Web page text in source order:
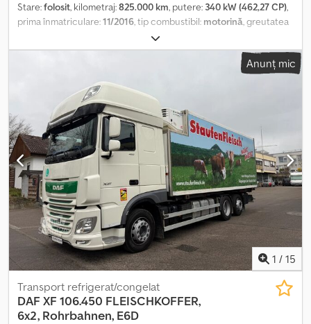
Stare:folosit, kilometraj:825.000 km, putere: 340 kW (462,27 CP),
prima înmatriculare:11/2016, tip combustibil: motorină, greutatea
18.000 kg
frâne:retarder, cabină șofer:cabina de dormit, tip de angrenaj:
, număr de
, număr de locuri:
diferențial, computer de bord, frână cu aer comprimat, pilot
automat de viteză, spoiler, închidere centralizată, încălzitor
staționar, înmatriculare camion, | DAF XF 106.460 Super Space
Cab | Automat, Euro 6, Retarder | Volan multifuncțional, Frigider |
Tempomat, Aer condiționat | Încălzire staționară, Computer de
bord | Trape, Aer condiționat staționar | Geamuri electrice, Oglinzi
electrice | Spoilere laterale | Ne rezervăm dreptul la erori, greșeli
de introducere și vânzare prealabilă Csdjxfq Imspfx Acforf
Anunț mic
1 / 15
Transport refrigerat/congelat
DAF XF 106.450 FLEISCHKOFFER,
6x2, Rohrbahnen, E6D